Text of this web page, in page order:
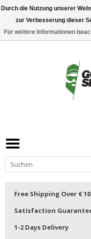
Free Shipping Over €
Satisfaction
1-2 Days Delivery
Durch die Nutzung unserer
zur Verbesserung dieser
Für weitere Informationen